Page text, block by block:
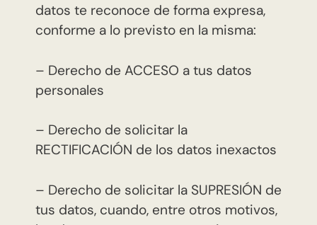
datos te reconoce de forma expresa,
conforme a lo previsto en la misma:
– Derecho de ACCESO a tus datos
personales
– Derecho de solicitar la
RECTIFICACIÓN de los datos inexactos
– Derecho de solicitar la SUPRESIÓN de
tus datos, cuando, entre otros motivos,